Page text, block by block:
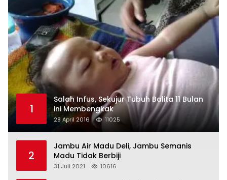
1
Salah Infus, Sekujur Tubuh Balita 11 Bulan
ini Membengkak
28 April 2016 11025
2
Jambu Air Madu Deli, Jambu Semanis
Madu Tidak Berbiji
31 Juli 2021 10616